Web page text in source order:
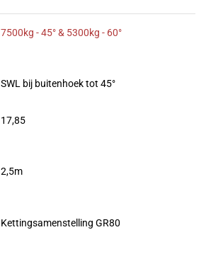
7500kg - 45° & 5300kg - 60°
SWL bij buitenhoek tot 45°
17,85
2,5m
Kettingsamenstelling GR80